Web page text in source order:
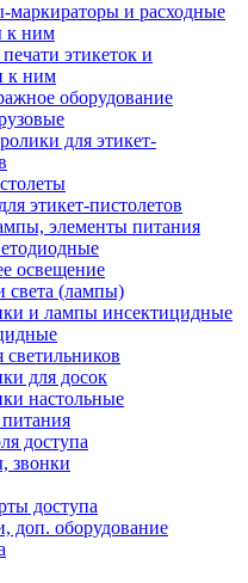
маркираторы и расходные
к ним
этикеток и
к ним
оборудование
для этикет-
этикет-пистолетов
элементы питания
освещение
света (лампы)
и лампы инсектицидные
для досок
настольные
доступа
звонки
доступа
доп. оборудование